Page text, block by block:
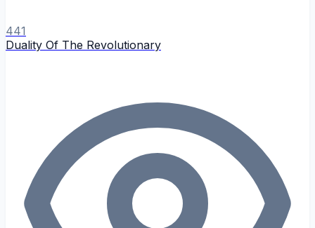
441
Duality Of The Revolutionary